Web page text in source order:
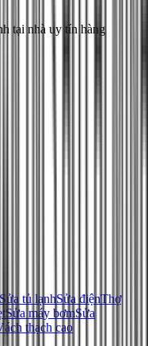
tại nhà uy tín hàng
Sửa tủ lạnhSửa điệnThợ
Sửa máy bơmSửa
thạch cao